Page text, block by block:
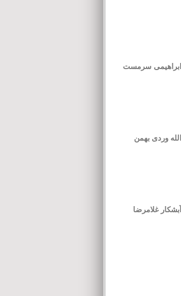
ابراهیمی سرمست
الله وردی بهمن
آبشکار غلامرضا